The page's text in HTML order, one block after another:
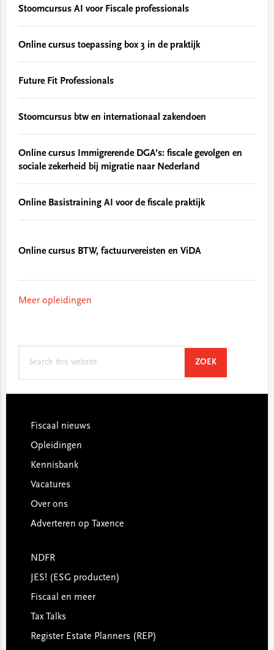
Stoomcursus AI voor Fiscale professionals
Online cursus toepassing box 3 in de praktijk
Future Fit Professionals
Stoomcursus btw en internationaal zakendoen
Online cursus Immigrerende DGA’s: fiscale gevolgen en
sociale zekerheid bij migratie naar Nederland
Online Basistraining AI voor de fiscale praktijk
Online cursus BTW, factuurvereisten en ViDA
Meer opleidingen
ZOEKSEARCH
Footer
Fiscaal nieuws
Opleidingen
Kennisbank
Vacatures
Over ons
Adverteren op Taxence
NDFR
JES! (ESG producten)
Fiscaal en meer
Tax Talks
Register Estate Planners (REP)